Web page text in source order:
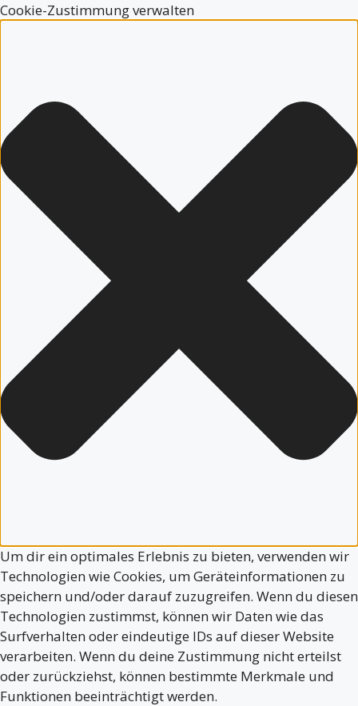
Cookie-Zustimmung verwalten
Um dir ein optimales Erlebnis zu bieten, verwenden wir
Technologien wie Cookies, um Geräteinformationen zu
speichern und/oder darauf zuzugreifen. Wenn du diesen
Technologien zustimmst, können wir Daten wie das
Surfverhalten oder eindeutige IDs auf dieser Website
verarbeiten. Wenn du deine Zustimmung nicht erteilst
oder zurückziehst, können bestimmte Merkmale und
Funktionen beeinträchtigt werden.